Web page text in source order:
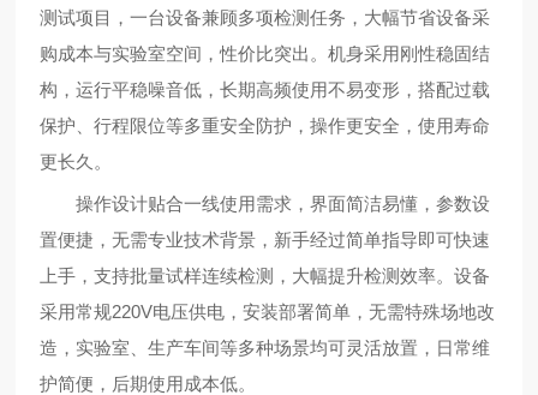
测试项目，一台设备兼顾多项检测任务，大幅节省设备采
购成本与实验室空间，性价比突出。机身采用刚性稳固结
构，运行平稳噪音低，长期高频使用不易变形，搭配过载
保护、行程限位等多重安全防护，操作更安全，使用寿命
更长久。
操作设计贴合一线使用需求，界面简洁易懂，参数设
置便捷，无需专业技术背景，新手经过简单指导即可快速
上手，支持批量试样连续检测，大幅提升检测效率。设备
采用常规220V电压供电，安装部署简单，无需特殊场地改
造，实验室、生产车间等多种场景均可灵活放置，日常维
护简便，后期使用成本低。